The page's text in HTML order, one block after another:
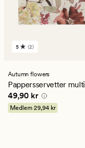
2
ett
genomsnittligt
betyg
på
5
5 (2)
Autumn flowers
Pappersservetter multi
Pris 49,90 kr
49,90 kr
Medlem 29,94 kr